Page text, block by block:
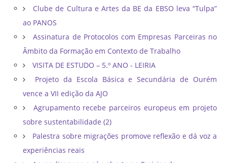
Clube de Cultura e Artes da BE da EBSO leva “Tulpa”
ao PANOS
Assinatura de Protocolos com Empresas Parceiras no
Âmbito da Formação em Contexto de Trabalho
VISITA DE ESTUDO – 5.º ANO - LEIRIA
Projeto da Escola Básica e Secundária de Ourém
vence a VII edição da AJO
Agrupamento recebe parceiros europeus em projeto
sobre sustentabilidade (2)
Palestra sobre migrações promove reflexão e dá voz a
experiências reais